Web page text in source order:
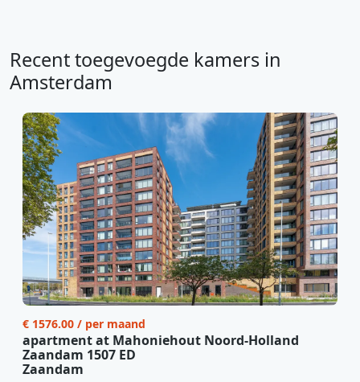
Recent toegevoegde kamers in
Amsterdam
€ 1576.00 / per maand
apartment at Mahoniehout Noord-Holland
Zaandam 1507 ED
Zaandam